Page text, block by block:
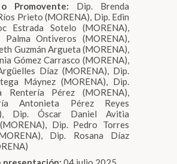
Promovente: Dip. Brenda
Prieto (MORENA), Dip. Edin
Estrada Sotelo (MORENA),
Ontiveros (MORENA),
Guzmán Argueta (MORENA),
Gómez Carrasco (MORENA),
Díaz (MORENA), Dip.
Máynez (MORENA), Dip.
Rentería Pérez (MORENA),
Antonieta Pérez Reyes
Dip. Óscar Daniel Avitia
Dip. Pedro Torres
Dip. Rosana Díaz